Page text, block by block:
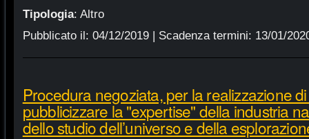
Tipologia: Altro
Pubblicato il: 04/12/2019| Scadenza termini: 13/01/
Procedura negoziata, per la realizzazione
pubblicizzare la "expertise" della industria
dello studio dell’universo e della